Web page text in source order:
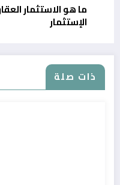
ما هو الاستثمار
الإستثمار
ذات صلة